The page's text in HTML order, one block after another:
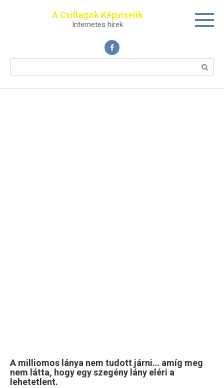
A Csillagok Képviselik
Internetes hírek
Поиск:
A milliomos lánya nem tudott járni… amíg meg
nem látta, hogy egy szegény lány eléri a
lehetetlent.